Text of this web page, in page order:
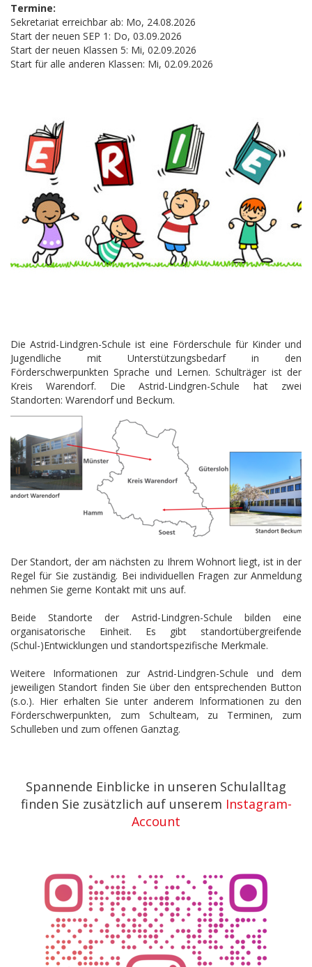
Termine:
Sekretariat erreichbar ab: Mo, 24.08.2026
Start der neuen SEP 1: Do, 03.09.2026
Start der neuen Klassen 5: Mi, 02.09.2026
Start für alle anderen Klassen: Mi, 02.09.2026
Die Astrid-Lindgren-Schule ist eine Förderschule für Kinder und
Jugendliche mit Unterstützungsbedarf in den
Förderschwerpunkten Sprache und Lernen. Schulträger ist der
Kreis Warendorf. Die Astrid-Lindgren-Schule hat zwei
Standorten: Warendorf und Beckum.
Der Standort, der am nächsten zu Ihrem Wohnort liegt, ist in der
Regel für Sie zuständig. Bei individuellen Fragen zur Anmeldung
nehmen Sie gerne Kontakt mit uns auf.
Beide Standorte der Astrid-Lindgren-Schule bilden eine
organisatorische Einheit. Es gibt standortübergreifende
(Schul-)Entwicklungen und standortspezifische Merkmale.
Weitere Informationen zur Astrid-Lindgren-Schule und dem
jeweiligen Standort finden Sie über den entsprechenden Button
(s.o.). Hier erhalten Sie unter anderem Informationen zu den
Förderschwerpunkten, zum Schulteam, zu Terminen, zum
Schulleben und zum offenen Ganztag.
Spannende Einblicke in unseren Schulalltag
finden Sie zusätzlich auf unserem Instagram-
Account